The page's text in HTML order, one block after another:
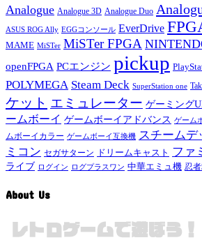
Analogue Analogue 3D Analogue Duo
ASUS ROG Ally EGGコンソール EverDrive
MAME MiSTer MiSTer FPGA
openFPGA PCエンジン pickup
POLYMEGA Steam Deck SuperStation one
ケット エミュレーター ゲーミング
ームボーイ ゲームボーイアドバンス ゲーム
ムボーイカラー ゲームボーイ互換機 スチームデ
ミコン セガサターン ドリームキャスト ファ
ライブ ログイン ログプラスワン 中華エミュ機 忍
About Us